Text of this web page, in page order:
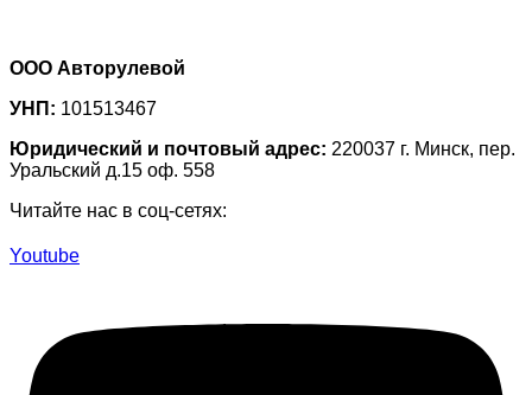
ООО Авторулевой
УНП: 101513467
Юридический и почтовый адрес: 220037 г. Минск, пер.
Уральский д.15 оф. 558
Читайте нас в соц-сетях:
Youtube